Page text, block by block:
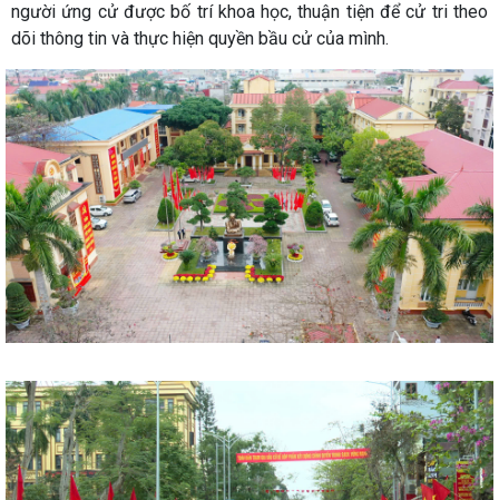
người ứng cử được bố trí khoa học, thuận tiện để cử tri theo
dõi thông tin và thực hiện quyền bầu cử của mình.